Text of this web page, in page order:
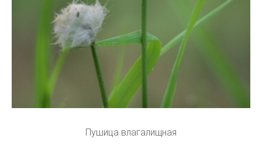
Пушица влагалищная